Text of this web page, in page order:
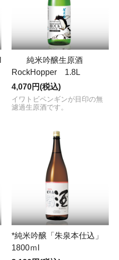
純米吟醸生原酒
RockHopper 1.8L
4,070円(税込)
イワトビペンギンが目印の無
濾過生原酒です。
*純米吟醸「朱泉本仕込」
1800ｍl